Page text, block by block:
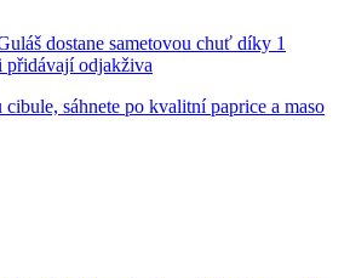
dostane sametovou chuť díky 1
přidávají odjakživa
sáhnete po kvalitní paprice a maso